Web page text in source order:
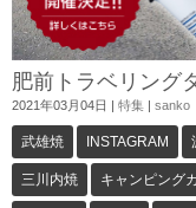
肥前トラベリング
2021年03月04日 特集 sanko
武雄焼 INSTAGRAM
三川内焼 キャンピング